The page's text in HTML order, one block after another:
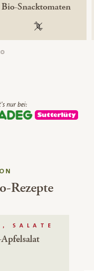
Bio-Snacktomaten
100 %
nur bei:
Rezepte
SALATE